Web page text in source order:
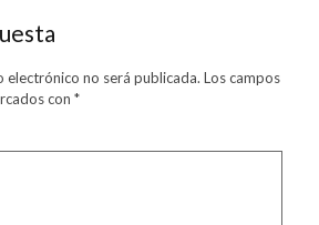
electrónico no será publicada. Los campos
con *